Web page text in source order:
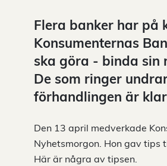
Flera banker har på
Konsumenternas
ska göra - binda sin
De som ringer
förhandlingen är
Den 13 april medverkade
Nyhetsmorgon. Hon gav tips
Här är några av tipsen.